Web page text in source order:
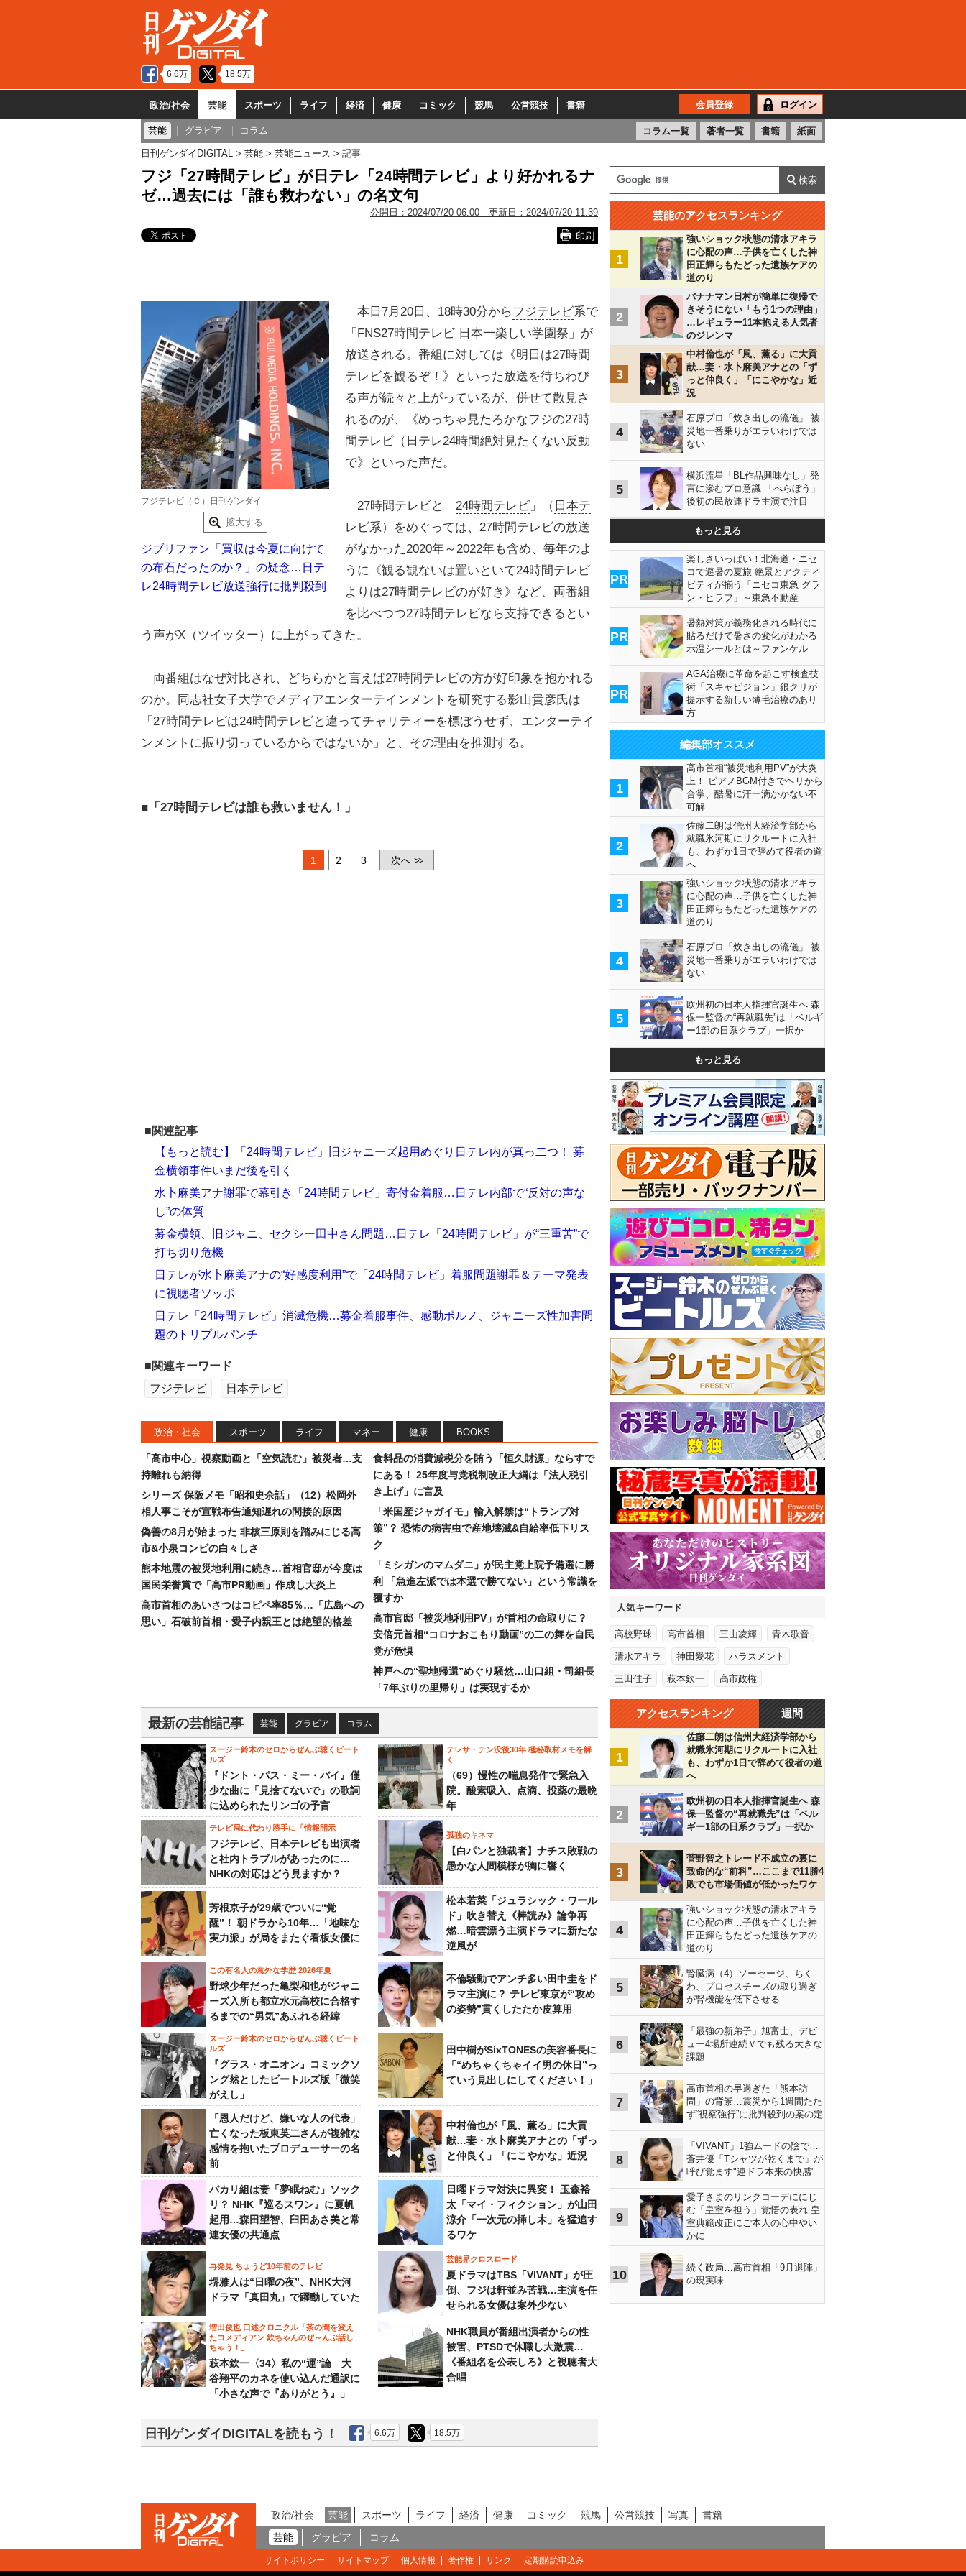
6.6万 18.5万
政治/社会 芸能 スポーツ ライフ 経済 健康 コミック 競馬 公営競技 書籍 会員登録 ログイン
芸能 グラビア コラム コラム一覧 著者一覧 書籍 紙面
日刊ゲンダイDIGITAL 芸能 芸能ニュース 記事
フジ「27時間テレビ」が日テレ「24時間テレビ」より好かれるナ
ゼ…過去には「誰も救わない」の名文句
公開日： 2024/07/20 06:00 更新日： 2024/07/20 11:39
印刷
フジテレビ（Ｃ）日刊ゲンダイ
拡大する
ジブリファン「買収は今夏に向けて
の布石だったのか？」の疑念…日テ
レ24時間テレビ放送強行に批判殺到
本日7月20日、18時30分からフジテレビ系で
「FNS27時間テレビ 日本一楽しい学園祭」が
放送される。番組に対しては《明日は27時間
テレビを観るぞ！》といった放送を待ちわび
る声が続々と上がっているが、併せて散見さ
れるのが、《めっちゃ見たろかなフジの27時
間テレビ（日テレ24時間絶対見たくない反動
で》といった声だ。
27時間テレビと「 24時間テレビ 」（ 日本テ
レビ系）をめぐっては、27時間テレビの放送
がなかった2020年～2022年も含め、毎年のよ
うに《観る観ないは置いといて24時間テレビ
よりは27時間テレビのが好き》など、両番組
を比べつつ27時間テレビなら支持できるとい
う声がX（ツイッター）に上がってきた。
両番組はなぜ対比され、どちらかと言えば27時間テレビの方が好印象を抱かれる
のか。同志社女子大学でメディアエンターテインメントを研究する影山貴彦氏は
「27時間テレビは24時間テレビと違ってチャリティーを標ぼうせず、エンターテイ
ンメントに振り切っているからではないか」と、その理由を推測する。
■「27時間テレビは誰も救いません！」
1 2 3 次へ >>
■関連記事
【もっと読む】「24時間テレビ」旧ジャニーズ起用めぐり日テレ内が真っ二つ！ 募
金横領事件いまだ後を引く
水卜麻美アナ謝罪で幕引き「24時間テレビ」寄付金着服…日テレ内部で“反対の声な
し”の体質
募金横領、旧ジャニ、セクシー田中さん問題…日テレ「24時間テレビ」が“三重苦”で
打ち切り危機
日テレが水卜麻美アナの“好感度利用”で「24時間テレビ」着服問題謝罪＆テーマ発表
に視聴者ソッポ
日テレ「24時間テレビ」消滅危機…募金着服事件、感動ポルノ、ジャニーズ性加害問
題のトリプルパンチ
■関連キーワード
フジテレビ
日本テレビ
政治・社会 スポーツ ライフ マネー 健康 BOOKS
「高市中心」視察動画と「空気読む」被災者…支
持離れも納得
シリーズ 保阪メモ「昭和史余話」（12）松岡外
相人事こそが宣戦布告通知遅れの間接的原因
偽善の8月が始まった 非核三原則を踏みにじる高
市&小泉コンビの白々しさ
熊本地震の被災地利用に続き…首相官邸が今度は
国民栄誉賞で「高市PR動画」作成し大炎上
高市首相のあいさつはコピペ率85％…「広島への
思い」石破前首相・愛子内親王とは絶望的格差
食料品の消費減税分を賄う「恒久財源」ならすで
にある！ 25年度与党税制改正大綱は「法人税引
き上げ」に言及
「米国産ジャガイモ」輸入解禁は“トランプ対
策”？ 恐怖の病害虫で産地壊滅&自給率低下リス
ク
「ミシガンのマムダニ」が民主党上院予備選に勝
利 「急進左派では本選で勝てない」という常識を
覆すか
高市官邸「被災地利用PV」が首相の命取りに？
安倍元首相“コロナおこもり動画”の二の舞を自民
党が危惧
神戸への“聖地帰還”めぐり騒然…山口組・司組長
「7年ぶりの里帰り」は実現するか
最新の芸能記事 芸能 グラビア コラム
スージー鈴木のゼロからぜんぶ聴くビート
ルズ
『ドント・パス・ミー・バイ』僅
少な曲に「見捨てないで」の歌詞
に込められたリンゴの予言
テレサ・テン没後30年 極秘取材メモを解
く
（69）慢性の喘息発作で緊急入
院。酸素吸入、点滴、投薬の最晩
年
テレビ局に代わり勝手に「情報開示」
フジテレビ、日本テレビも出演者
と社内トラブルがあったのに…
NHKの対応はどう見ますか？
孤独のキネマ
【白パンと独裁者】ナチス敗戦の
愚かな人間模様が胸に響く
芳根京子が29歳でついに“覚
醒”！ 朝ドラから10年…「地味な
実力派」が局をまたぐ看板女優に
松本若菜「ジュラシック・ワール
ド」吹き替え《棒読み》論争再
燃…暗雲漂う主演ドラマに新たな
逆風が
この有名人の意外な学歴 2026年夏
野球少年だった亀梨和也がジャニ
ーズ入所も都立水元高校に合格す
るまでの“男気”あふれる経緯
不倫騒動でアンチ多い田中圭をド
ラマ主演に？ テレビ東京が“攻め
の姿勢”貫くしたたか皮算用
スージー鈴木のゼロからぜんぶ聴くビート
ルズ
『グラス・オニオン』コミックソ
ング然としたビートルズ版「微笑
がえし」
田中樹がSixTONESの美容番長に
「“めちゃくちゃイイ男の休日”っ
ていう見出しにしてください！」
「恩人だけど、嫌いな人の代表」
亡くなった板東英二さんが複雑な
感情を抱いたプロデューサーの名
前
中村倫也が「風、薫る」に大貢
献…妻・水卜麻美アナとの「ずっ
と仲良く」「にこやかな」近況
バカリ組は妻「夢眠ねむ」ソック
リ？ NHK『巡るスワン』に夏帆
起用…森田望智、臼田あさ美と常
連女優の共通点
日曜ドラマ対決に異変！ 玉森裕
太「マイ・フィクション」が山田
涼介「一次元の挿し木」を猛追す
るワケ
再発見 ちょうど10年前のテレビ
堺雅人は“日曜の夜”、NHK大河
ドラマ「真田丸」で躍動していた
芸能界クロスロード
夏ドラマはTBS「VIVANT」が圧
倒、フジは軒並み苦戦…主演を任
せられる女優は案外少ない
増田俊也 口述クロニクル「茶の間を変え
たコメディアン 欽ちゃんのぜ～んぶ話し
ちゃう！」
萩本欽一〈34〉私の“運”論 大
谷翔平のカネを使い込んだ通訳に
「小さな声で『ありがとう』」
NHK職員が番組出演者からの性
被害、PTSDで休職し大激震…
《番組名を公表しろ》と視聴者大
合唱
日刊ゲンダイDIGITALを読もう！ 6.6万 18.5万
芸能のアクセスランキング
1
強いショック状態の清水アキラ
に心配の声…子供を亡くした神
田正輝らもたどった遺族ケアの
道のり
2
バナナマン日村が簡単に復帰で
きそうにない「もう1つの理由」
…レギュラー11本抱える人気者
のジレンマ
3
中村倫也が「風、薫る」に大貢
献…妻・水卜麻美アナとの「ず
っと仲良く」「にこやかな」近
況
4
石原プロ「炊き出しの流儀」 被
災地一番乗りがエラいわけでは
ない
5
横浜流星「BL作品興味なし」発
言に滲むプロ意識 「べらぼう」
後初の民放連ドラ主演で注目
もっと見る
PR
楽しさいっぱい！北海道・ニセ
コで避暑の夏旅 絶景とアクティ
ビティが揃う「ニセコ東急 グラ
ン・ヒラフ」～東急不動産
PR
暑熱対策が義務化される時代に
貼るだけで暑さの変化がわかる
示温シールとは～ファンケル
PR
AGA治療に革命を起こす検査技
術「スキャビジョン」銀クリが
提示する新しい薄毛治療のあり
方
編集部オススメ
1
高市首相“被災地利用PV”が大炎
上！ ピアノBGM付きでヘリから
合掌、酷暑に汗一滴かかない不
可解
2
佐藤二朗は信州大経済学部から
就職氷河期にリクルートに入社
も、わずか1日で辞めて役者の道
へ
3
強いショック状態の清水アキラ
に心配の声…子供を亡くした神
田正輝らもたどった遺族ケアの
道のり
4
石原プロ「炊き出しの流儀」 被
災地一番乗りがエラいわけでは
ない
5
欧州初の日本人指揮官誕生へ 森
保一監督の“再就職先”は「ベルギ
ー1部の日系クラブ」一択か
もっと見る
人気キーワード
高校野球 高市首相 三山凌輝 青木歌音
清水アキラ 神田愛花 ハラスメント
三田佳子 萩本欽一 高市政権
アクセスランキング 週間
1
佐藤二朗は信州大経済学部から
就職氷河期にリクルートに入社
も、わずか1日で辞めて役者の道
へ
2
欧州初の日本人指揮官誕生へ 森
保一監督の“再就職先”は「ベル
ギー1部の日系クラブ」一択か
3
菅野智之トレード不成立の裏に
致命的な“前科”…ここまで11勝4
敗でも市場価値が低かったワケ
4
強いショック状態の清水アキラ
に心配の声…子供を亡くした神
田正輝らもたどった遺族ケアの
道のり
5
腎臓病（4）ソーセージ、ちく
わ、プロセスチーズの取り過ぎ
が腎機能を低下させる
6
「最強の新弟子」旭富士、デビ
ュー4場所連続Ｖでも残る大きな
課題
7
高市首相の早過ぎた「熊本訪
問」の背景…震災から1週間たた
ず“視察強行”に批判殺到の案の定
8
「VIVANT」1強ムードの陰で…
蒼井優「Tシャツが乾くまで」が
呼び覚ます"連ドラ本来の快感"
9
愛子さまのリンクコーデににじ
む「皇室を担う」覚悟の表れ 皇
室典範改正にご本人の心中やい
かに
10
続く政局…高市首相「9月退陣」
の現実味
政治/社会 芸能 スポーツ ライフ 経済 健康 コミック 競馬 公営競技 写真
書籍
芸能
グラビア コラム
サイトポリシー サイトマップ 個人情報 著作権 リンク 定期購読申込み